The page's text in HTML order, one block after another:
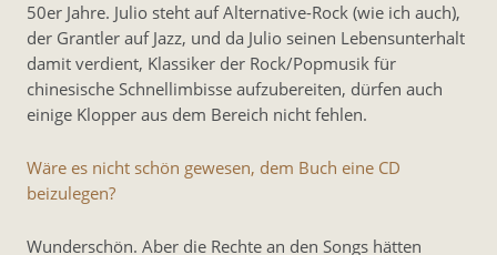
50er Jahre. Julio steht auf Alternative-Rock (wie ich auch),
der Grantler auf Jazz, und da Julio seinen Lebensunterhalt
damit verdient, Klassiker der Rock/Popmusik für
chinesische Schnellimbisse aufzubereiten, dürfen auch
einige Klopper aus dem Bereich nicht fehlen.
Wäre es nicht schön gewesen, dem Buch eine CD
beizulegen?
Wunderschön. Aber die Rechte an den Songs hätten